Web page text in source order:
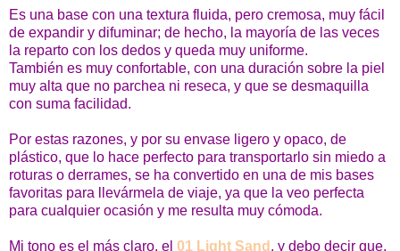
Es una base con una textura fluida, pero cremosa, muy fácil
de expandir y difuminar; de hecho, la mayoría de las veces
la reparto con los dedos y queda muy uniforme.
También es muy confortable, con una duración sobre la piel
muy alta que no parchea ni reseca, y que se desmaquilla
con suma facilidad.
Por estas razones, y por su envase ligero y opaco, de
plástico, que lo hace perfecto para transportarlo sin miedo a
roturas o derrames, se ha convertido en una de mis bases
favoritas para llevármela de viaje, ya que la veo perfecta
para cualquier ocasión y me resulta muy cómoda.
Mi tono es el más claro, el 01 Light Sand , y debo decir que,